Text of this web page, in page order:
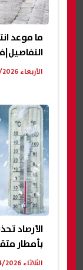
ما موعد
الأربعاء 08/04/2026 03:52 م
الأرصاد
بأمطار
الثلاثاء 07/04/2026 07:17 م